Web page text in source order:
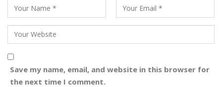
Save my name, email, and website in this browser for
the next time I comment.